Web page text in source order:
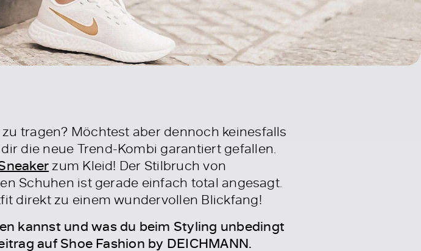
tragen? Möchtest aber dennoch keinesfalls
die neue Trend-Kombi garantiert gefallen.
zum Kleid! Der Stilbruch von
Schuhen ist gerade einfach total angesagt.
direkt zu einem wundervollen Blickfang!
kannst und was du beim Styling unbedingt
auf Shoe Fashion by DEICHMANN.